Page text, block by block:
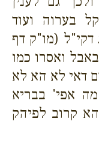
בערוה ועוד
(מו"ק דף
ואסרו כמו
דאי לא הא לא
אפי' בבריא
קרוב לפיהק